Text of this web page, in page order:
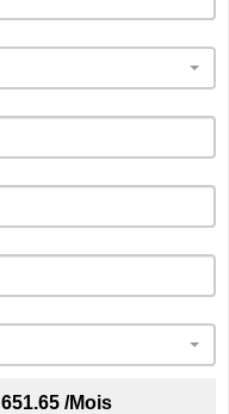
651.65/Mois